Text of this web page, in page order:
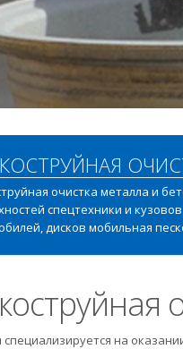
очистка металла и
спецтехники и кузовов
дисков мобильная
на